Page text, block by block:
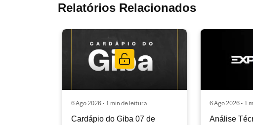
Relatórios Relacionados
6 Ago 2026 • 1 min de leitura
Cardápio do Giba 07 de
6 Ago 2026 • 1
Análise